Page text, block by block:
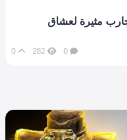
مثيرة لعشاق
0
282